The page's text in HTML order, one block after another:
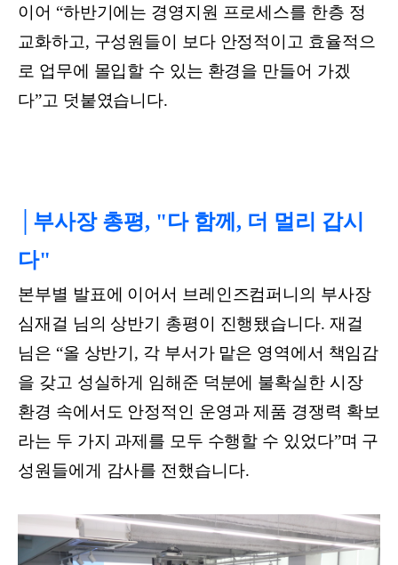
이어 “하반기에는 경영지원 프로세스를 한층 정
교화하고, 구성원들이 보다 안정적이고 효율적으
로 업무에 몰입할 수 있는 환경을 만들어 가겠
다”고 덧붙였습니다.
│부사장 총평, "다 함께, 더 멀리 갑시
다"
본부별 발표에 이어서 브레인즈컴퍼니의 부사장
심재걸 님의 상반기 총평이 진행됐습니다. 재걸
님은 “올 상반기, 각 부서가 맡은 영역에서 책임감
을 갖고 성실하게 임해준 덕분에 불확실한 시장
환경 속에서도 안정적인 운영과 제품 경쟁력 확보
라는 두 가지 과제를 모두 수행할 수 있었다”며 구
성원들에게 감사를 전했습니다.